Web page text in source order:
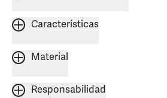
Características
Material
Responsabilidad